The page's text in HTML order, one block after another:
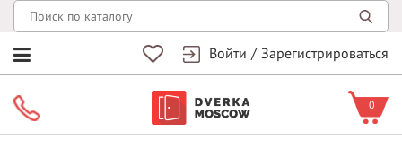
Войти / Зарегистрироваться
0